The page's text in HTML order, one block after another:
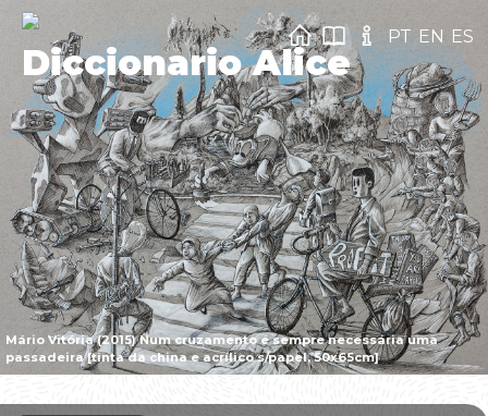
Mário Vitória (2015) Num cruzamento é sempre necessária uma
passadeira [tinta da china e acrílico s/papel, 50x65cm]
Diccionario Alice
PT EN ES